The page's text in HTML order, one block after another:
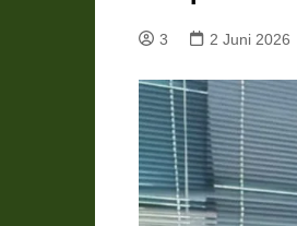
Pemkab
Pemkab
Pemkab
Pemkab
3 2 Juni 2026